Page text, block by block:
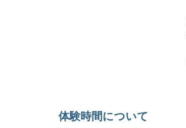
体験時間について